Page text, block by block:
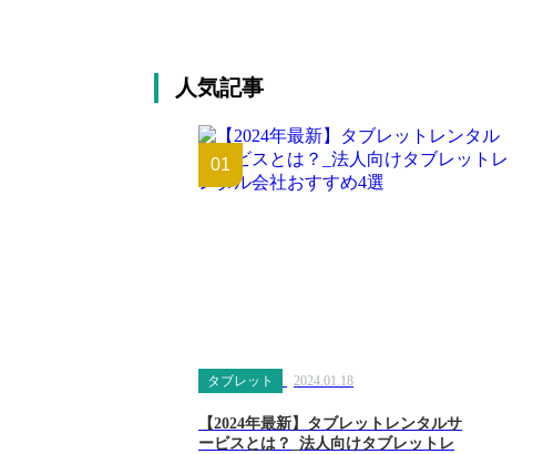
人気記事
01
タブレット 2024.01.18
【2024年最新】タブレットレンタルサ
ービスとは？_法人向けタブレットレ